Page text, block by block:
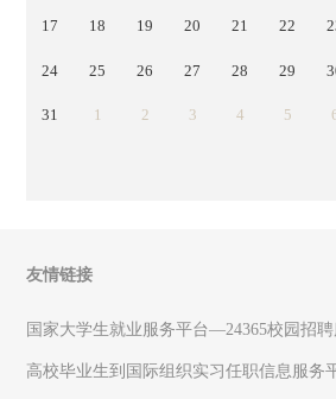
17 18 19 20 21 22
24 25 26 27 28 29
31 1 2 3 4 5
友情链接
国家大学生就业服务平台—24365校园招聘
高校毕业生到国际组织实习任职信息服务